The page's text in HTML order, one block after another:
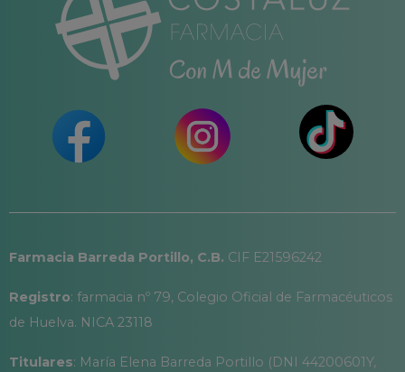
Farmacia Barreda Portillo, C.B. CIF E21596242
Registro: farmacia nº 79, Colegio Oficial de Farmacéuticos
de Huelva. NICA 23118
Titulares: María Elena Barreda Portillo (DNI 44200601Y,